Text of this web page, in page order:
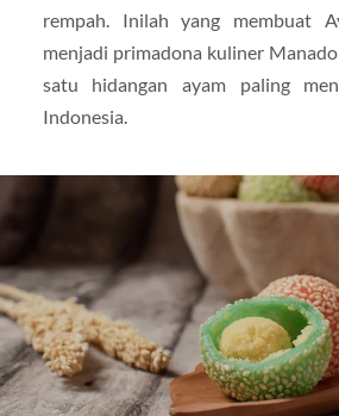
rempah. Inilah yang membuat
menjadi primadona kuliner
satu hidangan ayam paling
Indonesia.